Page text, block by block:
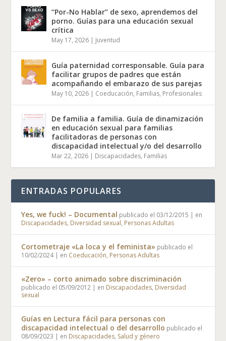
“Por-No Hablar” de sexo, aprendemos del
porno. Guías para una educación sexual
crítica
May 17, 2026 | Juventud
Guía paternidad corresponsable. Guía para
facilitar grupos de padres que están
acompañando el embarazo de sus parejas
May 10, 2026 | Coeducación, Familias, Profesionales
De familia a familia. Guía de dinamización
en educación sexual para familias
facilitadoras de personas con
discapacidad intelectual y/o del desarrollo
Mar 22, 2026 | Discapacidades, Familias
ENTRADAS POPULARES
Yes, we fuck! – Documental publicado el 03/12/2015 | en
Discapacidades, Diversidad sexual, Personas Adultas
Cortometraje «La loca y el feminista» publicado el
10/02/2024| en Coeducación, Personas Adultas
«Zero» – corto animado sobre discriminación
publicado el 05/09/2012 | en Discapacidades, Diversidad
sexual
Guías en Lectura fácil para personas con
discapacidad intelectual o del desarrollo publicado el
08/09/2023 | en Discapacidades, Salud y género